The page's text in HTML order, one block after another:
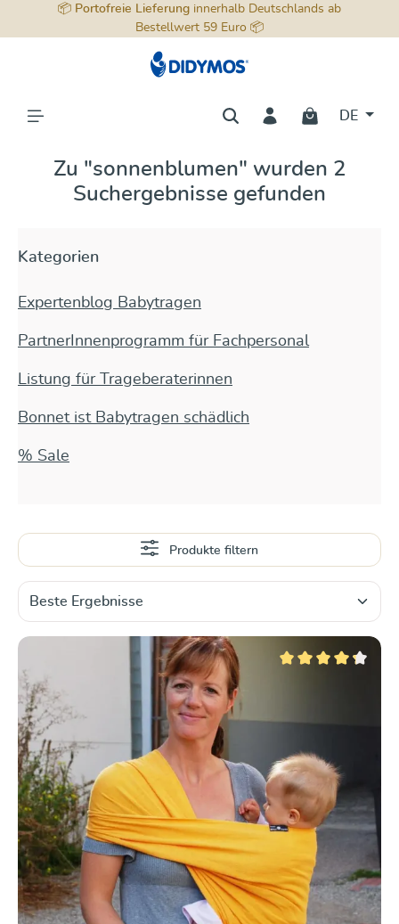
springen
📦 Portofreie Lieferung innerhalb Deutschlands ab
Bestellwert 59 Euro 📦
DE
Zu "sonnenblumen" wurden 2
Suchergebnisse gefunden
Kategorien
Expertenblog Babytragen
PartnerInnenprogramm für Fachpersonal
Listung für Trageberaterinnen
Bonnet ist Babytragen schädlich
% Sale
Produkte filtern